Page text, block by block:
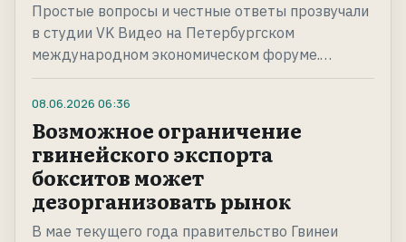
Простые вопросы и честные ответы прозвучали
в студии VK Видео на Петербургском
международном экономическом форуме.…
08.06.2026 06:36
Возможное ограничение
гвинейского экспорта
бокситов может
дезорганизовать рынок
В мае текущего года правительство Гвинеи